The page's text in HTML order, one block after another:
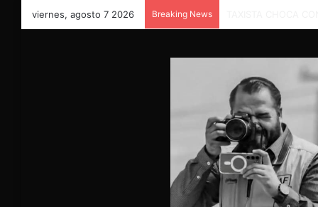
viernes, agosto 7 2026 Breaking News